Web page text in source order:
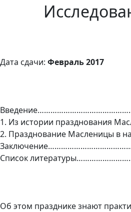
Дата сдачи: Февраль 2017
1. Из истории празднования
2. Празднование Масленицы
Список
Об этом празднике знают